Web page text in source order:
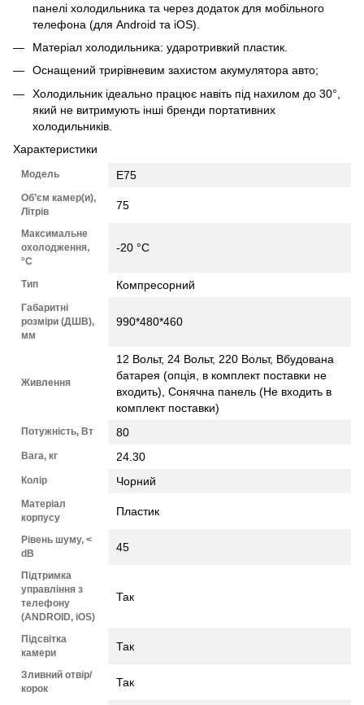
панелі холодильника та через додаток для мобільного
телефона (для Android та iOS).
Матеріал холодильника: ударотривкий пластик.
Оснащений трирівневим захистом акумулятора авто;
Холодильник ідеально працює навіть під нахилом до 30°,
який не витримують інші бренди портативних
холодильників.
Характеристики
Модель E75
Об’єм камер(и),
Літрів
75
Максимальне
охолодження,
°C
-20 °C
Тип Компресорний
Габаритні
розміри (ДШВ),
мм
990*480*460
Живлення
12 Вольт, 24 Вольт, 220 Вольт, Вбудована
батарея (опція, в комплект поставки не
входить), Сонячна панель (Не входить в
комплект поставки)
Потужність, Вт 80
Вага, кг 24.30
Колір Чорний
Матеріал
корпусу
Пластик
Рівень шуму, <
dB
45
Підтримка
управління з
телефону
(ANDROID, iOS)
Так
Підсвітка
камери
Так
Зливний отвір/
корок
Так